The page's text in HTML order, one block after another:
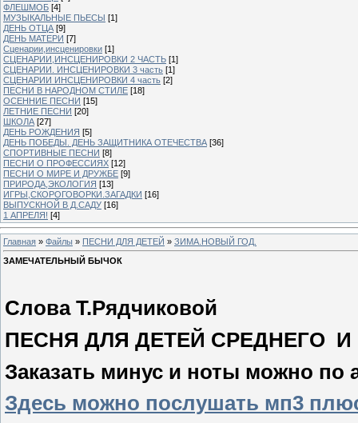
ФЛЕШМОБ [4]
МУЗЫКАЛЬНЫЕ ПЬЕСЫ [1]
ДЕНЬ ОТЦА [9]
ДЕНЬ МАТЕРИ [7]
Сценарии,инсценировки [1]
СЦЕНАРИИ,ИНСЦЕНИРОВКИ 2 ЧАСТЬ [1]
СЦЕНАРИИ. ИНСЦЕНИРОВКИ 3 часть [1]
СЦЕНАРИИ ИНСЦЕНИРОВКИ 4 часть [2]
ПЕСНИ В НАРОДНОМ СТИЛЕ [18]
ОСЕННИЕ ПЕСНИ [15]
ЛЕТНИЕ ПЕСНИ [20]
ШКОЛА [27]
ДЕНЬ РОЖДЕНИЯ [5]
ДЕНЬ ПОБЕДЫ. ДЕНЬ ЗАЩИТНИКА ОТЕЧЕСТВА [36]
СПОРТИВНЫЕ ПЕСНИ [8]
ПЕСНИ О ПРОФЕССИЯХ [12]
ПЕСНИ О МИРЕ И ДРУЖБЕ [9]
ПРИРОДА,ЭКОЛОГИЯ [13]
ИГРЫ,СКОРОГОВОРКИ.ЗАГАДКИ [16]
ВЫПУСКНОЙ В Д.САДУ [16]
1 АПРЕЛЯ! [4]
Главная » Файлы » ПЕСНИ ДЛЯ ДЕТЕЙ » ЗИМА.НОВЫЙ ГОД.
ЗАМЕЧАТЕЛЬНЫЙ БЫЧОК
Слова Т.Рядчиковой
ПЕСНЯ ДЛЯ ДЕТЕЙ СРЕДНЕГО И
Заказать минус и ноты можно по
Здесь можно послушать мп3